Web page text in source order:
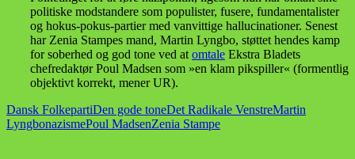
politiske modstandere som populister, fusere, fundamentalister
og hokus-pokus-partier med vanvittige hallucinationer. Senest
har Zenia Stampes mand, Martin Lyngbo, støttet hendes kamp
for soberhed og god tone ved at omtale Ekstra Bladets
chefredaktør Poul Madsen som »en klam pikspiller« (formentlig
objektivt korrekt, mener UR).
Dansk FolkepartiDen gode toneDet Radikale VenstreMartin
LyngbonazismePoul MadsenZenia Stampe